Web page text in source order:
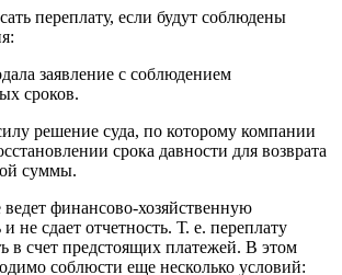
переплату, если будут соблюдены
заявление с соблюдением
сроков.
решение суда, по которому компании
срока давности для возврата
суммы.
финансово-хозяйственную
и не сдает отчетность. Т. е. переплату
в счет предстоящих платежей. В этом
соблюсти еще несколько условий: